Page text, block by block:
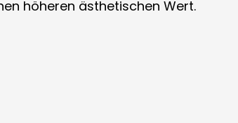
höheren ästhetischen Wert.